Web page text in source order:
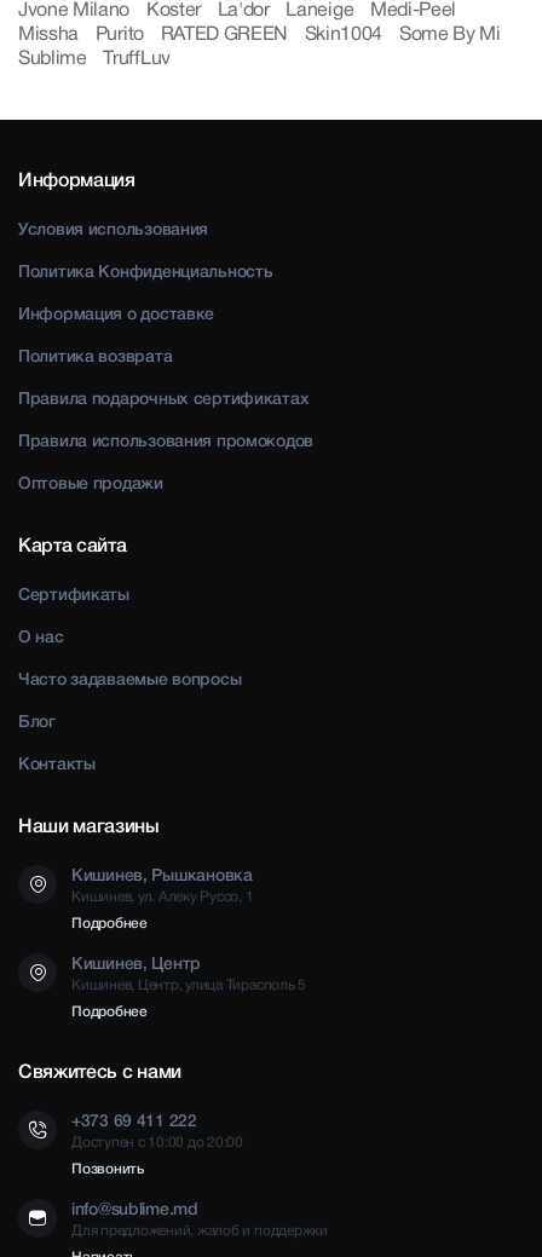
Jvone Milano
Koster La'dor Laneige
Medi-Peel
Missha
Purito RATED GREEN Skin1004
Some By Mi
Sublime
TruffLuv
Информация
Условия использования
Политика Конфиденциальность
Информация о доставке
Политика возврата
Правила подарочных сертификатах
Правила использования промокодов
Оптовые продажи
Карта сайта
Сертификаты
О нас
Часто задаваемые вопросы
Блог
Контакты
Наши магазины
Кишинев, Рышкановка
Кишинев, ул. Алеку Руссо, 1
Подробнее
Кишинев, Центр
Кишинев, Центр, улица Тирасполь 5
Подробнее
Свяжитесь с нами
+373 69 411 222
Доступен с 10:00 до 20:00
Позвонить
info@sublime.md
Для предложений, жалоб и поддержки